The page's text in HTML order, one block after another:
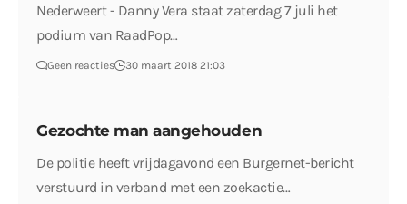
Nederweert - Danny Vera staat zaterdag 7 juli het
podium van RaadPop…
Geen reacties 30 maart 2018 21:03
Gezochte man aangehouden
De politie heeft vrijdagavond een Burgernet-bericht
verstuurd in verband met een zoekactie…